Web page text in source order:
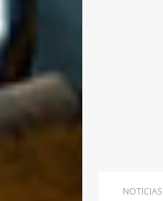
NOTICIAS